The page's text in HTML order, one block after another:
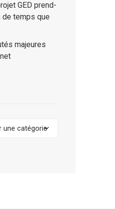
GED prend-
temps que
majeures